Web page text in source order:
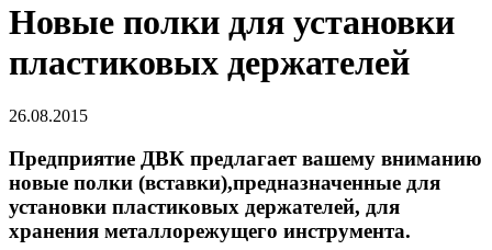
Новые полки для установки
пластиковых держателей
26.08.2015
Предприятие ДВК предлагает вашему вниманию
новые полки (вставки),предназначенные для
установки пластиковых держателей, для
хранения металлорежущего инструмента.